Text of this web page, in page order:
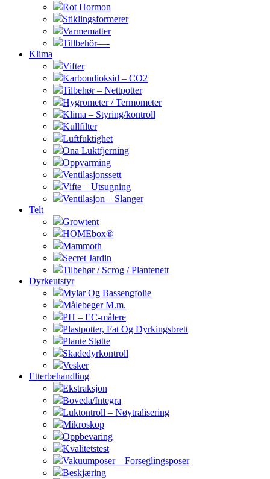
Rot Hormon
Stiklingsformerer
Varmematter
Tillbehör—-
Klima
Vifter
Karbondioksid – CO2
Tilbehør – Nettpotter
Hygrometer / Termometer
Klima – Styring/kontroll
Kullfilter
Luftfuktighet
Ona Luktfjerning
Oppvarming
Ventilasjonssett
Vifte – Utsugning
Ventilasjon – Slanger
Telt
Growtent
HOMEbox®
Mammoth
Secret Jardin
Tilbehør / Scrog / Plantenett
Dyrkeutstyr
Mylar Og Bassengfolie
Målebeger M.m.
PH – EC-målere
Plastpotter, Fat Og Dyrkingsbrett
Plante Støtte
Skadedyrkontroll
Vesker
Etterbehandling
Ekstraksjon
Boveda/Integra
Luktontroll – Nøytralisering
Mikroskop
Oppbevaring
Kvalitetstest
Vakuumposer – Forseglingsposer
Beskjæring